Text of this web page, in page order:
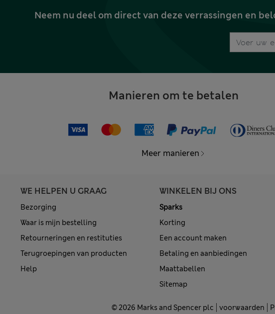
Neem nu deel om direct van deze verrassingen en
Manieren om te betalen
Meer manieren
WE HELPEN U GRAAG
Bezorging
Waar is mijn bestelling
Retourneringen en restituties
Terugroepingen van producten
Help
WINKELEN BIJ ONS
Sparks
Korting
Een account maken
Betaling en aanbiedingen
Maattabellen
Sitemap
© 2026 Marks and Spencer plc voorwaarden